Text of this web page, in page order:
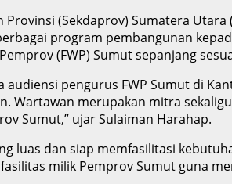
Provinsi (Sekdaprov) Sumatera
program pembangunan
(FWP) Sumut sepanjang
pengurus FWP Sumut di
Wartawan merupakan mitra
Sumut,” ujar Sulaiman Harahap.
luas dan siap memfasilitasi
milik Pemprov Sumut guna